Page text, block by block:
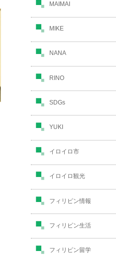
MAIMAI
MIKE
NANA
RINO
SDGs
YUKI
イロイロ市
イロイロ観光
フィリピン情報
フィリピン生活
フィリピン留学